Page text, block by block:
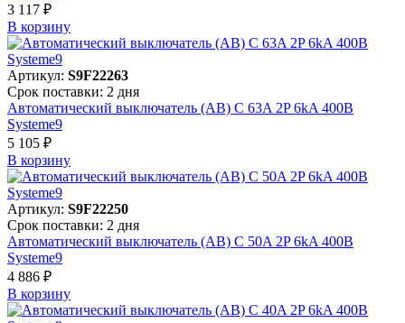
3 117 ₽
В корзинy
Артикул: S9F22263
Срок поставки: 2 дня
Автоматический выключатель (АВ) C 63A 2P 6kA 400В
Systeme9
5 105 ₽
В корзинy
Артикул: S9F22250
Срок поставки: 2 дня
Автоматический выключатель (АВ) C 50A 2P 6kA 400В
Systeme9
4 886 ₽
В корзинy